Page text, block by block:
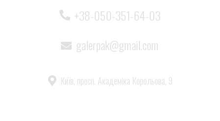
+38-050-351-64-03
galerpak@gmail.com
Київ, просп. Академіка Корольова, 9